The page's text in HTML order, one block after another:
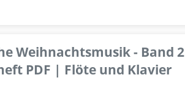
Weihnachtsmusik - Band 2
PDF | Flöte und Klavier